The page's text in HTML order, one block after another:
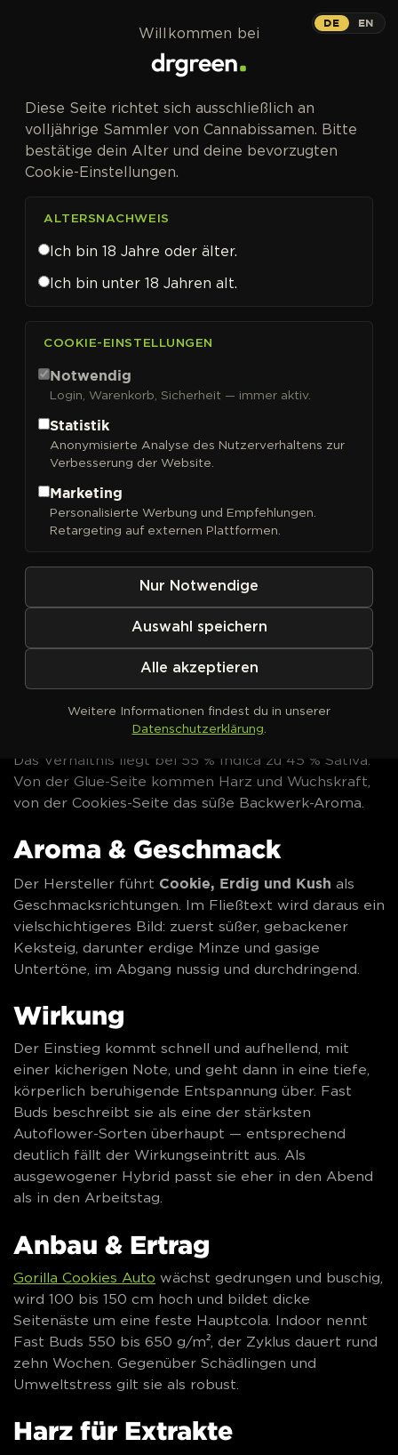
In der Spätblüte fast weiß vor Harz.
Gorilla Cookies Auto
Cannabissamen von Fast
Buds kaufen
Gorilla Cookies Autovereint zwei Autoflower-Linien
von Fast Buds: golfballgroße, dicht harzige Blüten
und einen Geschmack zwischen Keksteig und Gas.
Laut Züchter ist sie die meistprämierte und
meistverkaufte Autoflower des eigenen
Genetik & Herkunft
Hinter der Sorte steht die Kreuzung
Cookies Auto F5— zwei bereits selbstblühende
Elternlinien, die Fast Buds über mehrere
verkaufte Fassung steht in der sechsten Generation
(F6) und wird als feminisierter Polyhybrid geführt.
Das Verhältnis liegt bei 55 % Indica zu 45 % Sativa:
Von der Glue-Seite kommen Harz und Wuchskraft,
von der Cookies-Seite das süße Backwerk-Aroma.
Aroma & Geschmack
Der Hersteller führt Cookie, Erdig und Kush als
Geschmacksrichtungen. Im Fließtext wird daraus ein
vielschichtigeres Bild: zuerst süßer, gebackener
Keksteig, darunter erdige Minze und gasige
Untertöne, im Abgang nussig und durchdringend.
Wirkung
Der Einstieg kommt schnell und aufhellend, mit
einer kicherigen Note, und geht dann in eine tiefe,
körperlich beruhigende Entspannung über. Fast
Buds beschreibt sie als eine der stärksten
Autoflower-Sorten überhaupt — entsprechend
deutlich fällt der Wirkungseintritt aus. Als
ausgewogener Hybrid passt sie eher in den Abend
als in den Arbeitstag.
Anbau & Ertrag
Gorilla Cookies Auto wächst gedrungen und buschig,
wird 100 bis 150 cm hoch und bildet dicke
Seitenäste um eine feste Hauptcola. Indoor nennt
Fast Buds 550 bis 650 g/m², der Zyklus dauert rund
zehn Wochen. Gegenüber Schädlingen und
Umweltstress gilt sie als robust.
Harz für Extrakte
DE EN
Willkommen bei
Diese Seite richtet sich ausschließlich an
volljährige Sammler von Cannabissamen. Bitte
bestätige dein Alter und deine bevorzugten
Cookie-Einstellungen.
ALTERSNACHWEIS
Ich bin 18 Jahre oder älter.
Ich bin unter 18 Jahren alt.
COOKIE-EINSTELLUNGEN
Notwendig
Login, Warenkorb, Sicherheit — immer aktiv.
Statistik
Anonymisierte Analyse des Nutzerverhaltens zur
Verbesserung der Website.
Marketing
Personalisierte Werbung und Empfehlungen.
Retargeting auf externen Plattformen.
Nur Notwendige
Auswahl speichern
Alle akzeptieren
Weitere Informationen findest du in unserer
Datenschutzerklärung